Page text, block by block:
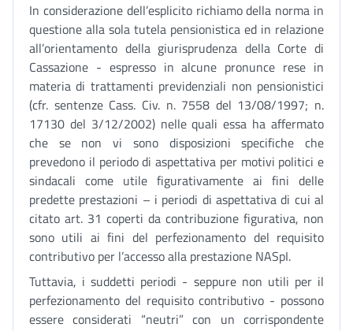
In considerazione dell’esplicito richiamo della norma in
questione alla sola tutela pensionistica ed in relazione
all’orientamento della giurisprudenza della Corte di
Cassazione - espresso in alcune pronunce rese in
materia di trattamenti previdenziali non pensionistici
(cfr. sentenze Cass. Civ. n. 7558 del 13/08/1997; n.
17130 del 3/12/2002) nelle quali essa ha affermato
che se non vi sono disposizioni specifiche che
prevedono il periodo di aspettativa per motivi politici e
sindacali come utile figurativamente ai fini delle
predette prestazioni – i periodi di aspettativa di cui al
citato art. 31 coperti da contribuzione figurativa, non
sono utili ai fini del perfezionamento del requisito
contributivo per l’accesso alla prestazione NASpI.
Tuttavia, i suddetti periodi - seppure non utili per il
perfezionamento del requisito contributivo - possono
essere considerati “neutri” con un corrispondente